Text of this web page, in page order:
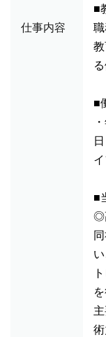
仕事内容
■
■
■
◎